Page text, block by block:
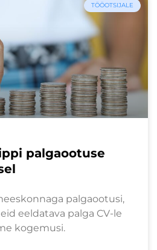
TÖÖOTSIJALE
palgaootuse
palgaootusi,
eeldatava palga CV-le
kogemusi.